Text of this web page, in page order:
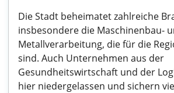
Die Stadt beheimatet zahlreiche
insbesondere die Maschinenbau-
Metallverarbeitung, die für die
sind. Auch Unternehmen aus der
Gesundheitswirtschaft und der
hier niedergelassen und sichern